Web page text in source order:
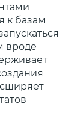
к базам
вроде